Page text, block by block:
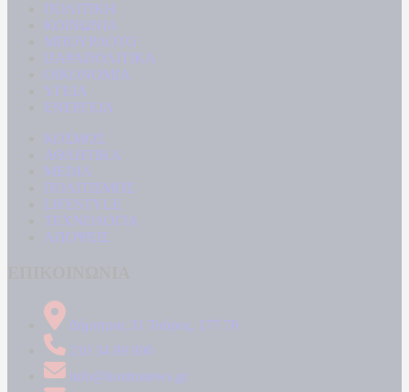
ΠΟΛΙΤΙΚΗ
ΚΟΙΝΩΝΙΑ
ΜΠΟΥΡΛΟΤΟ
ΠΑΡΑΠΟΛΙΤΙΚΑ
ΟΙΚΟΝΟΜΙΑ
ΥΓΕΙΑ
ΕΝΕΡΓΕΙΑ
ΚΟΣΜΟΣ
ΑΘΛΗΤΙΚΑ
MEDIA
ΠΟΛΙΤΙΣΜΟΣ
LIFESTYLE
ΤΕΧΝΟΛΟΓΙΑ
ΑΠΟΨΕΙΣ
Δήμητρος 31 Ταύρος, 177 78
210 34 89 000
info@kontranews.gr